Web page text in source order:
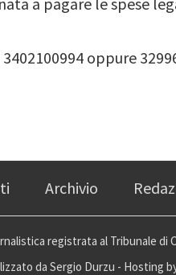
oppure
Archivio
registrata al Tribunale di
da Sergio Durzu - Hosting